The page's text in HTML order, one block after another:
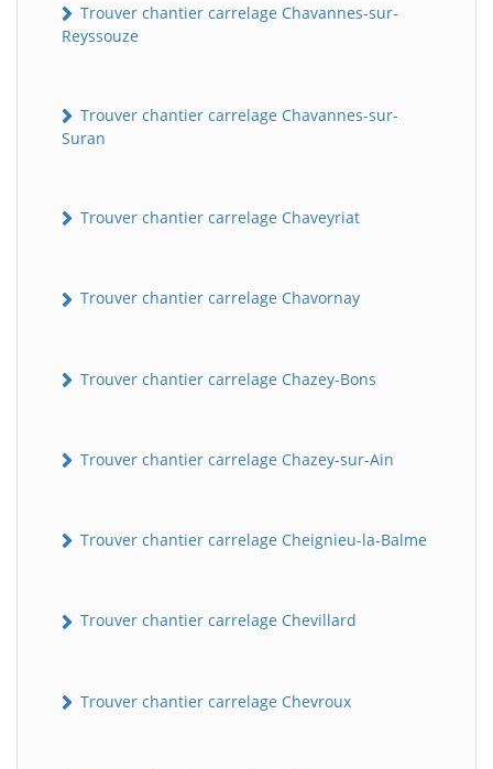
Trouver chantier carrelage Chavannes-sur-
Reyssouze
Trouver chantier carrelage Chavannes-sur-
Suran
Trouver chantier carrelage Chaveyriat
Trouver chantier carrelage Chavornay
Trouver chantier carrelage Chazey-Bons
Trouver chantier carrelage Chazey-sur-Ain
Trouver chantier carrelage Cheignieu-la-Balme
Trouver chantier carrelage Chevillard
Trouver chantier carrelage Chevroux